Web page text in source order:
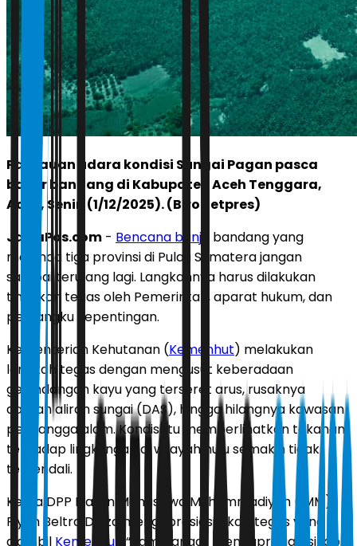
Pantauan udara kondisi Sungai Pagan pasca
banjir bandang di Kabupaten Aceh Tenggara,
Aceh, Senin (1/12/2025). (Biro Setpres)
JawaPos.com - Bencana banjir
bandang yang
melanda tiga provinsi di Pulau Sumatera jangan
sampai terulang lagi. Langkahnya harus dilakukan
tindakan tegas oleh Pemerintah, aparat hukum, dan
pemangku kepentingan.
Kementerian Kehutanan (Kemenhut) melakukan
langkah tegas dengan mengusut keberadaan
gelondongan kayu yang terseret arus, rusaknya
daerah aliran sungai (DAS), hingga hilangnya kawasan
penyangga alam. Kondisi itu memperlihatkan tekanan
terhadap lingkungan di wilayah hulu semakin tidak
terkendali.
Ketua DPP Ikatan Mahasiswa Muhammadiyah (IMM)
Riyan Beltra Delza mengapresiasi sikap tegas yang
diambil Kemenhut . “Kami sangat mengapresiasi sikap